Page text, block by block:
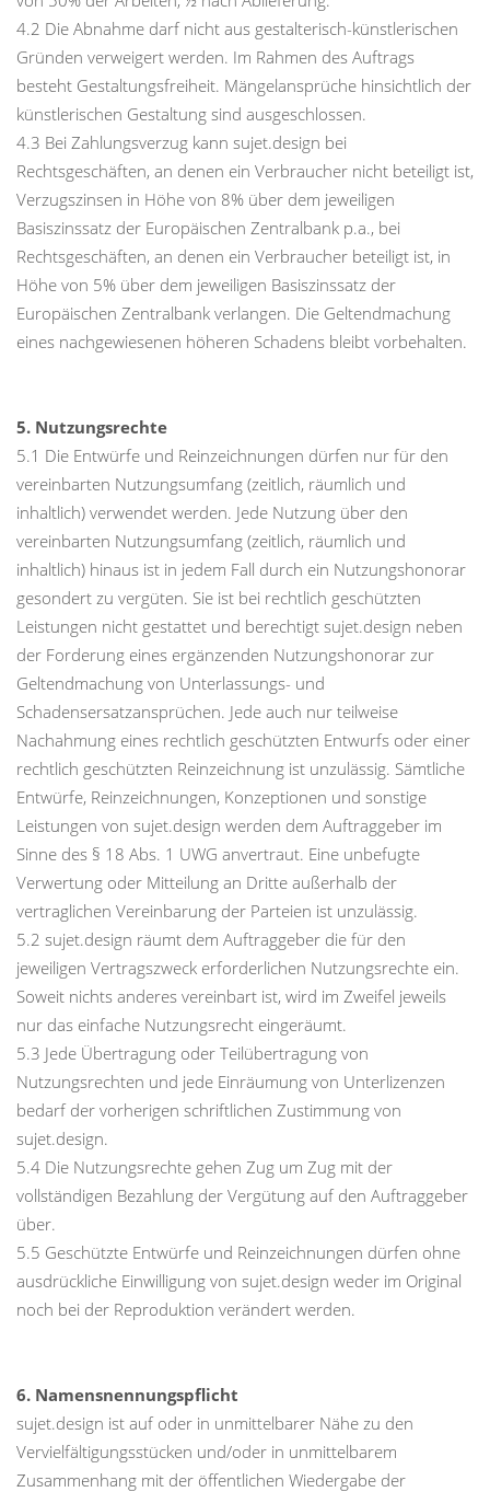
4.2 Die Abnahme darf nicht aus gestalterisch-künstlerischen
Gründen verweigert werden. Im Rahmen des Auftrags
besteht Gestaltungsfreiheit. Mängelansprüche hinsichtlich der
künstlerischen Gestaltung sind ausgeschlossen.
4.3 Bei Zahlungsverzug kann sujet.design bei
Rechtsgeschäften, an denen ein Verbraucher nicht beteiligt ist,
Verzugszinsen in Höhe von 8% über dem jeweiligen
Basiszinssatz der Europäischen Zentralbank p.a., bei
Rechtsgeschäften, an denen ein Verbraucher beteiligt ist, in
Höhe von 5% über dem jeweiligen Basiszinssatz der
Europäischen Zentralbank verlangen. Die Geltendmachung
eines nachgewiesenen höheren Schadens bleibt vorbehalten.
5. Nutzungsrechte
5.1 Die Entwürfe und Reinzeichnungen dürfen nur für den
vereinbarten Nutzungsumfang (zeitlich, räumlich und
inhaltlich) verwendet werden. Jede Nutzung über den
vereinbarten Nutzungsumfang (zeitlich, räumlich und
inhaltlich) hinaus ist in jedem Fall durch ein Nutzungshonorar
gesondert zu vergüten. Sie ist bei rechtlich geschützten
Leistungen nicht gestattet und berechtigt sujet.design neben
der Forderung eines ergänzenden Nutzungshonorar zur
Geltendmachung von Unterlassungs- und
Schadensersatzansprüchen. Jede auch nur teilweise
Nachahmung eines rechtlich geschützten Entwurfs oder einer
rechtlich geschützten Reinzeichnung ist unzulässig. Sämtliche
Entwürfe, Reinzeichnungen, Konzeptionen und sonstige
Leistungen von sujet.design werden dem Auftraggeber im
Sinne des § 18 Abs. 1 UWG anvertraut. Eine unbefugte
Verwertung oder Mitteilung an Dritte außerhalb der
vertraglichen Vereinbarung der Parteien ist unzulässig.
5.2 sujet.design räumt dem Auftraggeber die für den
jeweiligen Vertragszweck erforderlichen Nutzungsrechte ein.
Soweit nichts anderes vereinbart ist, wird im Zweifel jeweils
nur das einfache Nutzungsrecht eingeräumt.
5.3 Jede Übertragung oder Teilübertragung von
Nutzungsrechten und jede Einräumung von Unterlizenzen
bedarf der vorherigen schriftlichen Zustimmung von
sujet.design.
5.4 Die Nutzungsrechte gehen Zug um Zug mit der
vollständigen Bezahlung der Vergütung auf den Auftraggeber
über.
5.5 Geschützte Entwürfe und Reinzeichnungen dürfen ohne
ausdrückliche Einwilligung von sujet.design weder im Original
noch bei der Reproduktion verändert werden.
6. Namensnennungspflicht
sujet.design ist auf oder in unmittelbarer Nähe zu den
Vervielfältigungsstücken und/oder in unmittelbarem
Zusammenhang mit der öffentlichen Wiedergabe der